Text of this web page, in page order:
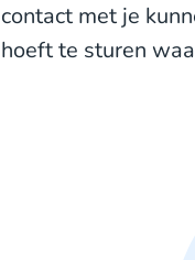
contact met je
hoeft te sturen